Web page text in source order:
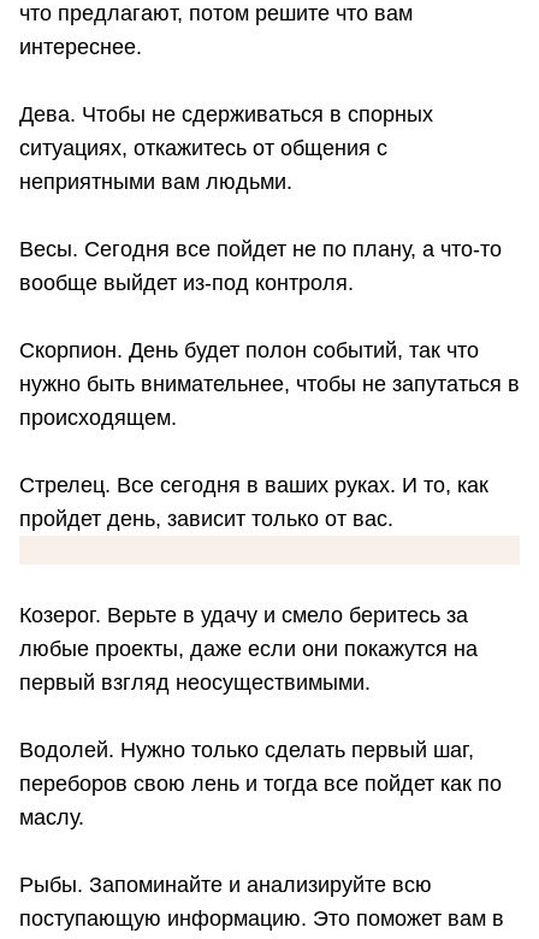
что предлагают, потом решите что вам
интереснее.
Дева. Чтобы не сдерживаться в спорных
ситуациях, откажитесь от общения с
неприятными вам людьми.
Весы. Сегодня все пойдет не по плану, а что-то
вообще выйдет из-под контроля.
Скорпион. День будет полон событий, так что
нужно быть внимательнее, чтобы не запутаться в
происходящем.
Стрелец. Все сегодня в ваших руках. И то, как
пройдет день, зависит только от вас.
Козерог. Верьте в удачу и смело беритесь за
любые проекты, даже если они покажутся на
первый взгляд неосуществимыми.
Водолей. Нужно только сделать первый шаг,
переборов свою лень и тогда все пойдет как по
маслу.
Рыбы. Запоминайте и анализируйте всю
поступающую информацию. Это поможет вам в